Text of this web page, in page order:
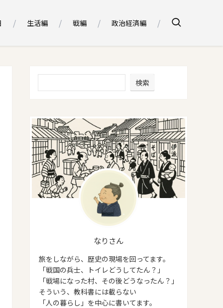
生活編 戦編 政治経済編
検索
なりさん
旅をしながら、歴史の現場を回ってます。
「戦国の兵士、トイレどうしてたん？」
「戦場になった村、その後どうなったん？」
そういう、教科書には載らない
「人の暮らし」を中心に書いてます。